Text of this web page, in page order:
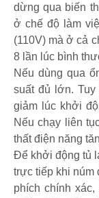
dừng qua biến
ở chế độ làm
(110V) mà ở cả
8 lần lúc bình
Nếu dùng qua
suất đủ lớn.
giảm lúc khởi
Nếu chạy liên
thất điện năng
Để khởi động tủ
trực tiếp khi
phích chính